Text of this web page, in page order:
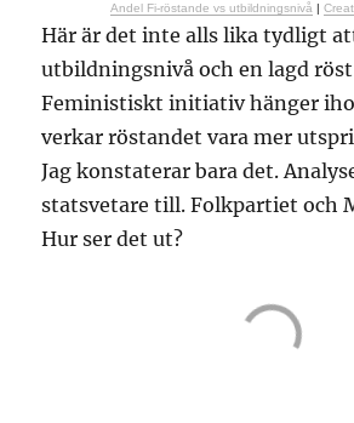
Andel Fi-röstande vs utbildningsnivå |
Här är det inte alls lika tydligt
utbildningsnivå och en lagd
Feministiskt initiativ hänger
verkar röstandet vara mer
Jag konstaterar bara det.
statsvetare till. Folkpartiet och
Hur ser det ut?